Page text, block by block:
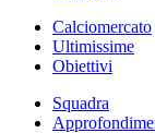
Calciomercato
Ultimissime
Obiettivi
Squadra